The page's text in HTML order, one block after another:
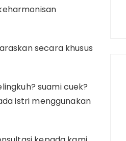
secara khusus
suami cuek?
istri menggunakan